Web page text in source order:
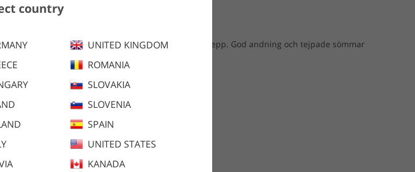
country
UNITED KINGDOM
ROMANIA
SLOVAKIA
SLOVENIA
SPAIN
UNITED STATES
KANADA
En vatten- och vindtät regnbyxa med silikongrepp. God andning och tejpade sömmar
Finns även i följande färger: